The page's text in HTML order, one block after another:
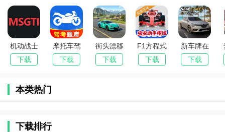
机动战士
高达驾驶
员抽象人
达人格测
下载
摩托车驾
照驾考通
(驾考辅助
下载
街头漂移
王(驾驶模
拟游戏)
下载
F1方程式
赛车安卓
手机版
下载
新车牌在
线下载
下载
本类热门
下载排行